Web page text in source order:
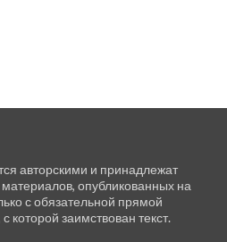
авторскими и принадлежат
опубликованных на
с обязательной прямой
которой заимствован текст.